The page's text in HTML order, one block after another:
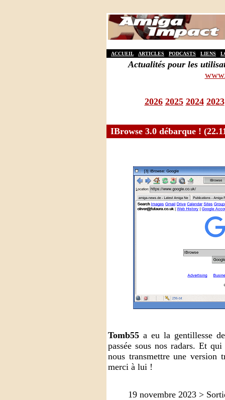
ACCUEIL ARTICLES PODCASTS LIENS
Actualités pour les
2026 2025 2024 2023
IBrowse 3.0 débarque !
Tomb55 a eu la gentillesse
passée sous nos radars. Et
nous transmettre une version
merci à lui !
19 novembre 2023 >